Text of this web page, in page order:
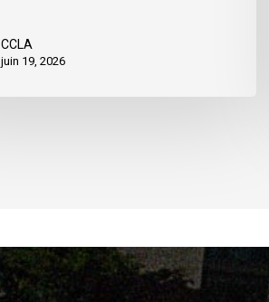
CCLA
juin 19, 2026